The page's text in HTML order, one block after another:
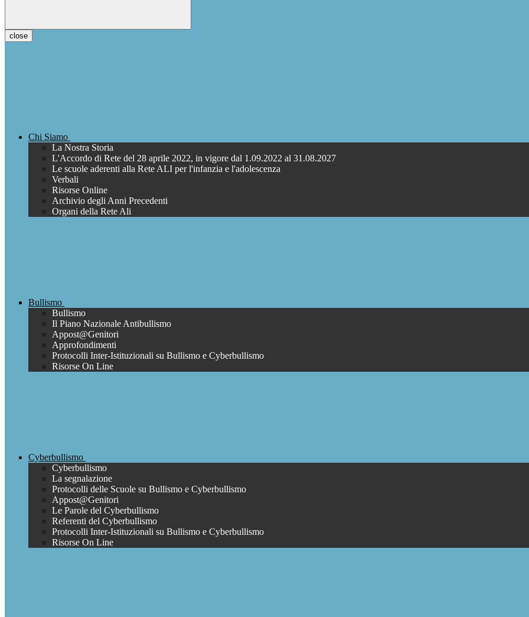
close
Chi Siamo
La Nostra Storia
L'Accordo di Rete del 28 aprile 2022, in vigore dal 1.09.2022 al 31.08.2027
Le scuole aderenti alla Rete ALI per l'infanzia e l'adolescenza
Verbali
Risorse Online
Archivio degli Anni Precedenti
Organi della Rete Ali
Bullismo
Bullismo
Il Piano Nazionale Antibullismo
Appost@Genitori
Approfondimenti
Protocolli Inter-Istituzionali su Bullismo e Cyberbullismo
Risorse On Line
Cyberbullismo
Cyberbullismo
La segnalazione
Protocolli delle Scuole su Bullismo e Cyberbullismo
Appost@Genitori
Le Parole del Cyberbullismo
Referenti del Cyberbullismo
Protocolli Inter-Istituzionali su Bullismo e Cyberbullismo
Risorse On Line